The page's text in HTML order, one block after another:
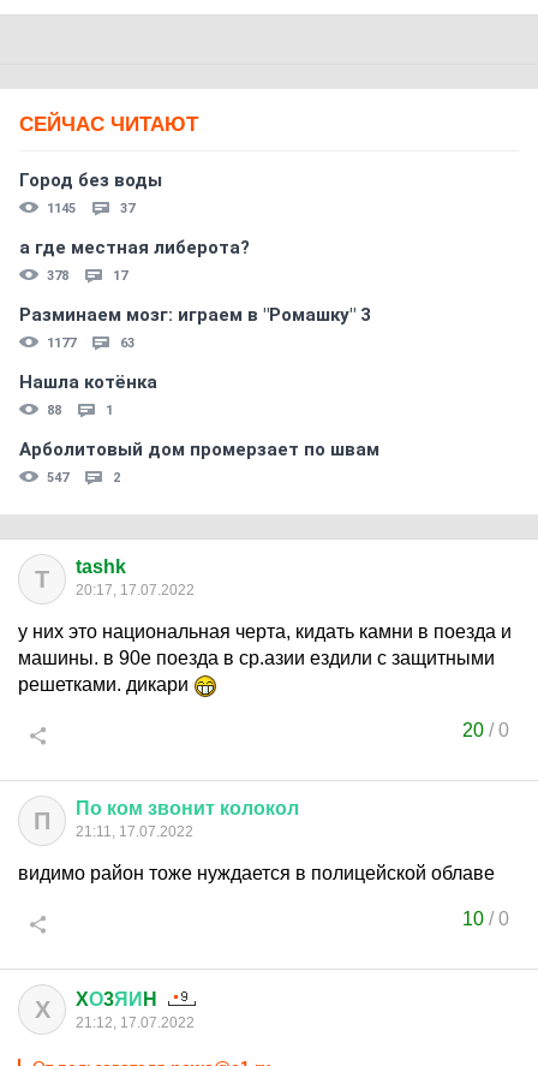
СЕЙЧАС ЧИТАЮТ
Город без воды
1145 37
а где местная либерота?
378 17
Разминаем мозг: играем в "Ромашку" 3
1177 63
Нашла котёнка
88 1
Арболитовый дом промерзает по швам
547 2
T tashk
20:17, 17.07.2022
у них это национальная черта, кидать камни в поезда и
машины. в 90е поезда в ср.азии ездили с защитными
решетками. дикари
20 /0
П По ком звонит колокол
21:11, 17.07.2022
видимо район тоже нуждается в полицейской облаве
10 /0
X XО3ЯИ H
21:12, 17.07.2022